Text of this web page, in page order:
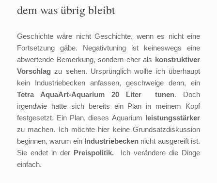
dem was übrig bleibt
Geschichte wäre nicht Geschichte, wenn es nicht eine
Fortsetzung gäbe. Negativtuning ist keineswegs eine
abwertende Bemerkung, sondern eher als konstruktiver
Vorschlag zu sehen. Ursprünglich wollte ich überhaupt
kein Industriebecken anfassen, geschweige denn, ein
Tetra AquaArt-Aquarium
20 Liter tunen. Doch
irgendwie hatte sich bereits ein Plan in meinem Kopf
festgesetzt. Ein Plan, dieses Aquarium leistungsstärker
zu machen. Ich möchte hier keine Grundsatzdiskussion
beginnen, warum ein Industriebecken nicht ausgereift ist.
Sie endet in der Preispolitik.
Ich verändere die Dinge
einfach.